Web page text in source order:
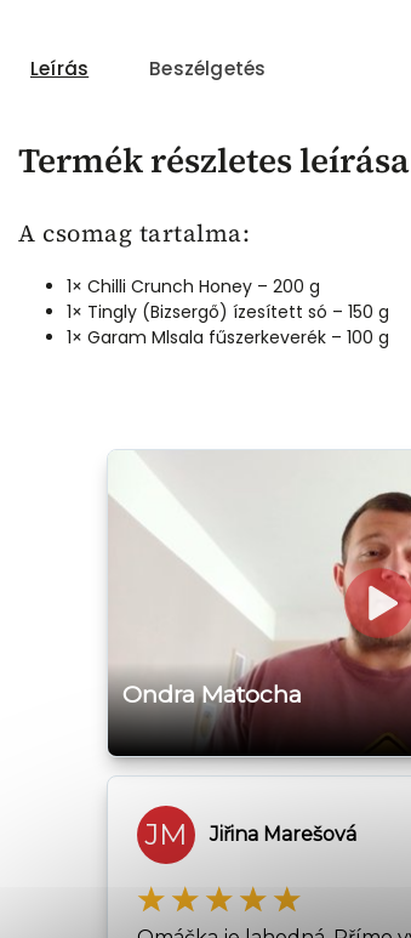
Leírás Beszélgetés
Termék részletes leírása
A csomag tartalma:
1× Chilli Crunch Honey – 200 g
1× Tingly (Bizsergő) ízesített só – 150 g
1× Garam Mlsala fűszerkeverék – 100 g